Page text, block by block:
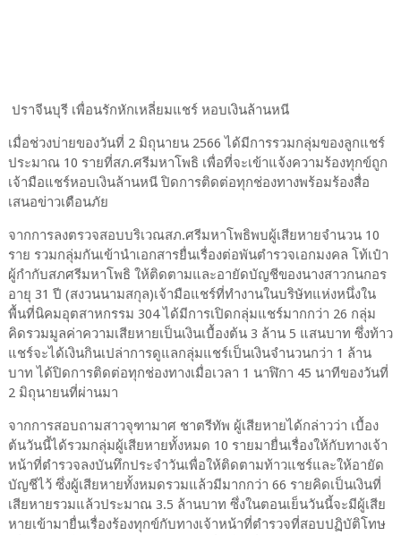
ปราจีนบุรี เพื่อนรักหักเหลี่ยมแชร์ หอบเงินล้านหนี
เมื่อช่วงบ่ายของวันที่ 2 มิถุนายน 2566 ได้มีการรวมกลุ่มของลูกแชร์
ประมาณ 10 รายที่สภ.ศรีมหาโพธิ เพื่อที่จะเข้าแจ้งความร้องทุกข์ถูก
เจ้ามือแชร์หอบเงินล้านหนี ปิดการติดต่อทุกช่องทางพร้อมร้องสื่อ
เสนอข่าวเตือนภัย
จากการลงตรวจสอบบริเวณสภ.ศรีมหาโพธิพบผู้เสียหายจำนวน 10
ราย รวมกลุ่มกันเข้านำเอกสารยื่นเรื่องต่อพันตำรวจเอกมงคล โท้เป๋า
ผู้กำกับสภศรีมหาโพธิ ให้ติดตามและอายัดบัญชีของนางสาวกนกอร
อายุ 31 ปี (สงวนนามสกุล)เจ้ามือแชร์ที่ทำงานในบริษัทแห่งหนึ่งใน
พื้นที่นิคมอุตสาหกรรม 304 ได้มีการเปิดกลุ่มแชร์มากกว่า 26 กลุ่ม
คิดรวมมูลค่าความเสียหายเป็นเงินเบื้องต้น 3 ล้าน 5 แสนบาท ซึ่งท้าว
แชร์จะได้เงินกินเปล่าการดูแลกลุ่มแชร์เป็นเงินจำนวนกว่า 1 ล้าน
บาท ได้ปิดการติดต่อทุกช่องทางเมื่อเวลา 1 นาฬิกา 45 นาทีของวันที่
2 มิถุนายนที่ผ่านมา
จากการสอบถามสาวจุฑามาศ ชาตรีทัพ ผู้เสียหายได้กล่าวว่า เบื้อง
ต้นวันนี้ได้รวมกลุ่มผู้เสียหายทั้งหมด 10 รายมายื่นเรื่องให้กับทางเจ้า
หน้าที่ตำรวจลงบันทึกประจำวันเพื่อให้ติดตามท้าวแชร์และให้อายัด
บัญชีไว้ ซึ่งผู้เสียหายทั้งหมดรวมแล้วมีมากกว่า 66 รายคิดเป็นเงินที่
เสียหายรวมแล้วประมาณ 3.5 ล้านบาท ซึ่งในตอนเย็นวันนี้จะมีผู้เสีย
หายเข้ามายื่นเรื่องร้องทุกข์กับทางเจ้าหน้าที่ตำรวจที่สอบปฏิบัติโทษ